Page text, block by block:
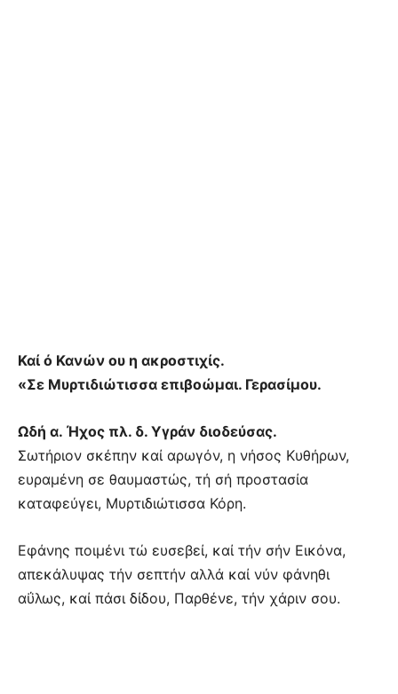
Καί ό Κανών ου η ακροστιχίς.
«Σε Μυρτιδιώτισσα επιβοώμαι. Γερασίμου.
Ωδή α. Ήχος πλ. δ. Υγράν διοδεύσας.
Σωτήριον σκέπην καί αρωγόν, η νήσος Κυθήρων,
ευραμένη σε θαυμαστώς, τή σή προστασία
καταφεύγει, Μυρτιδιώτισσα Κόρη.
Εφάνης ποιμένι τώ ευσεβεί, καί τήν σήν Εικόνα,
απεκάλυψας τήν σεπτήν αλλά καί νύν φάνηθι
αΰλως, καί πάσι δίδου, Παρθένε, τήν χάριν σου.